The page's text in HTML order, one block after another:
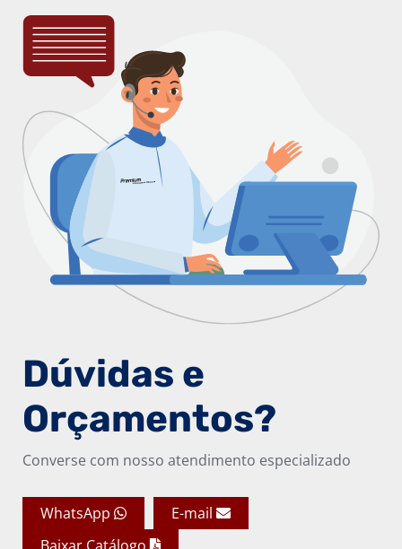
Dúvidas e
Orçamentos?
Converse com nosso atendimento especializado
WhatsApp
E-mail